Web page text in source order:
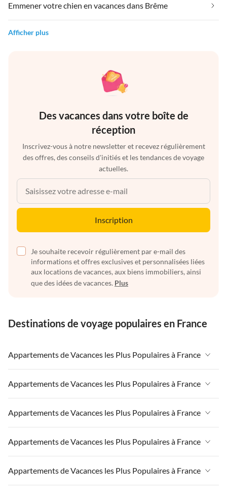
Emmener votre chien en vacances dans Brême
Afficher plus
Des vacances dans votre boîte de
réception
Inscrivez-vous à notre newsletter et recevez régulièrement
des offres, des conseils d'initiés et les tendances de voyage
actuelles.
Inscription
Je souhaite recevoir régulièrement par e-mail des
informations et offres exclusives et personnalisées liées
aux locations de vacances, aux biens immobiliers, ainsi
que des idées de vacances. Plus
Destinations de voyage populaires en France
Appartements de Vacances les Plus Populaires à France
Appartements de Vacances à France
Appartements de Vacances à Paris-Ile de France
Appartements de Vacances à Paris
Appartements de Vacances à Côte atlantique
Appartements de Vacances à la Normandie
Appartements de Vacances les Plus Populaires à France
Appartements de Vacances à France
Appartements de Vacances à Paris-Ile de France
Appartements de Vacances à Paris
Appartements de Vacances à Côte atlantique
Appartements de Vacances les Plus Populaires à France
Appartements de Vacances à France
Appartements de Vacances à Paris-Ile de France
Appartements de Vacances à Paris
Appartements de Vacances les Plus Populaires à France
Appartements de Vacances à France
Appartements de Vacances à Paris-Ile de France
Appartements de Vacances les Plus Populaires à France